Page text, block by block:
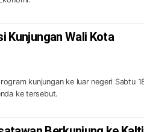
Kunjungan Wali Kota
kunjungan ke luar negeri Sabtu
ke tersebut.